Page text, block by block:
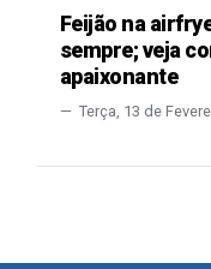
Feijão na
sempre; veja
apaixonante
Terça, 13 de